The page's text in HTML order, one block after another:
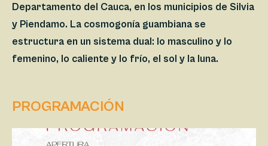
Departamento del Cauca, en los municipios de Silvia
y Piendamo. La cosmogonía guambiana se
estructura en un sistema dual: lo masculino y lo
femenino, lo caliente y lo frío, el sol y la luna.
PROGRAMACIÓN